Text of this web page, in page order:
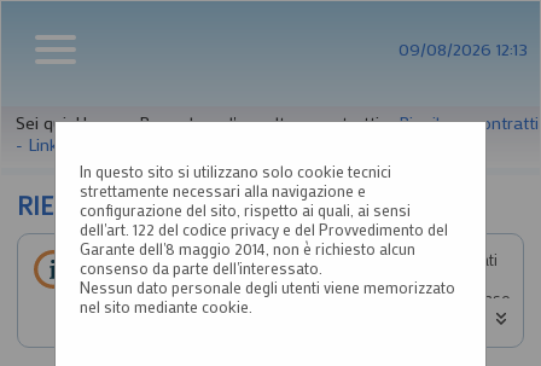
09/08/2026 12:13
Sei qui: Home»Procedure d'appalto e contratti»Riepilogo contratti
- Link BDNCP
In questo sito si utilizzano solo cookie tecnici
strettamente necessari alla navigazione e
configurazione del sito, rispetto ai quali, ai sensi
dell'art. 122 del codice privacy e del Provvedimento del
Garante dell'8 maggio 2014, non è richiesto alcun
consenso da parte dell'interessato.
Nessun dato personale degli utenti viene memorizzato
nel sito mediante cookie.
RIEPILOGO CONTRATTI
Informazioni relative alla trasparenza sugli appalti affidati
secondo il D.Lgs. 36/2023.
Impostare un criterio di ricerca per consultare i dati. In caso
di estrazione di almeno un'occorrenza, è disponibile sul